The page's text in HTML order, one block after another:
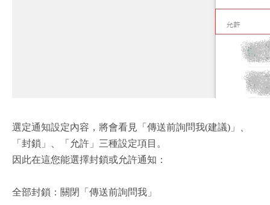
選定通知設定內容，將會看見「傳送前詢問我(建議)」、
「封鎖」、「允許」三種設定項目。
因此在這您能選擇封鎖或允許通知：
全部封鎖：關閉「傳送前詢問我」